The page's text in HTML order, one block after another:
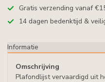
Gratis verzending vanaf
14 dagen bedenktijd &
Informatie
Omschrijving
Plafondlijst vervaardigd uit